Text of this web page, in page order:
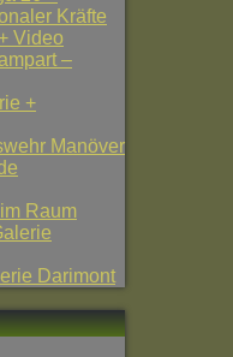
Kräfte
Video
–
+
Manöver
Raum
Darimont